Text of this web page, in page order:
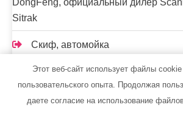
DongFeng, официальный дилер
Sitrak
Скиф, автомойка
Скорпион, сауна
Сон у моря, комплекс отдыха
Этот веб-сайт использует файлы
пользовательского опыта. Продолжая
даете согласие на использование